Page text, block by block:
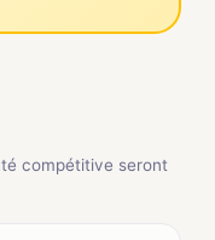
compétitive seront